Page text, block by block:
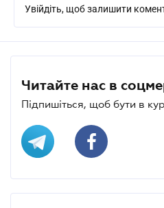
Увійдіть, щоб залишити
Читайте нас в
Підпишіться, щоб бути в